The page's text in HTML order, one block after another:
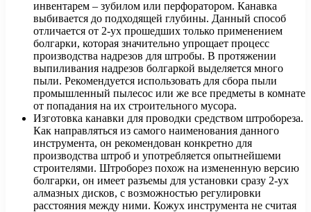
инвентарем – зубилом или перфоратором. Канавка
выбивается до подходящей глубины. Данный способ
отличается от 2-ух прошедших только применением
болгарки, которая значительно упрощает процесс
производства надрезов для штробы. В протяжении
выпиливания надрезов болгаркой выделяется много
пыли. Рекомендуется использовать для сбора пыли
промышленный пылесос или же все предметы в комнате
от попадания на их строительного мусора.
Изготовка канавки для проводки средством штробореза.
Как направляться из самого наименования данного
инструмента, он рекомендован конкретно для
производства штроб и употребляется опытнейшеми
строителями. Штроборез похож на измененную версию
болгарки, он имеет разъемы для установки сразу 2-ух
алмазных дисков, с возможностью регулировки
расстояния между ними. Кожух инструмента не считая